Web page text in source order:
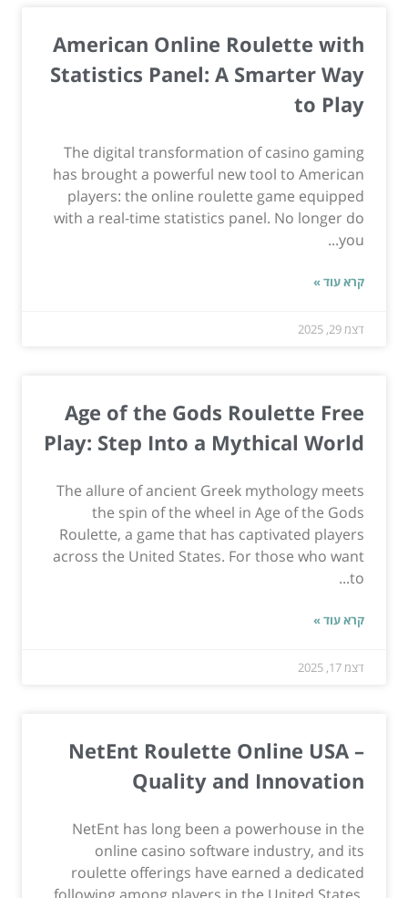
American Online Roulette with
Statistics Panel: A Smarter Way
to Play
The digital transformation of casino gaming
has brought a powerful new tool to American
players: the online roulette game equipped
with a real-time statistics panel. No longer do
you...
קרא עוד »
דצמ 29, 2025
Age of the Gods Roulette Free
Play: Step Into a Mythical World
The allure of ancient Greek mythology meets
the spin of the wheel in Age of the Gods
Roulette, a game that has captivated players
across the United States. For those who want
to...
קרא עוד »
דצמ 17, 2025
NetEnt Roulette Online USA –
Quality and Innovation
NetEnt has long been a powerhouse in the
online casino software industry, and its
roulette offerings have earned a dedicated